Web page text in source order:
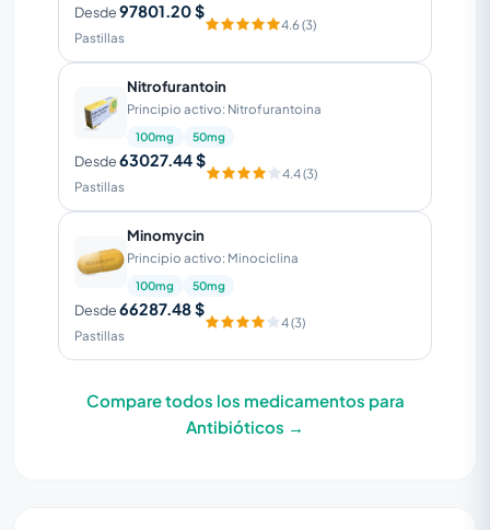
Desde97801.20 $
Pastillas
4.6 (3)
Nitrofurantoin
Principio activo: Nitrofurantoina
100mg 50mg
Desde63027.44 $
Pastillas
4.4 (3)
Minomycin
Principio activo: Minociclina
100mg 50mg
Desde66287.48 $
Pastillas
4 (3)
Compare todos los medicamentos para
Antibióticos →